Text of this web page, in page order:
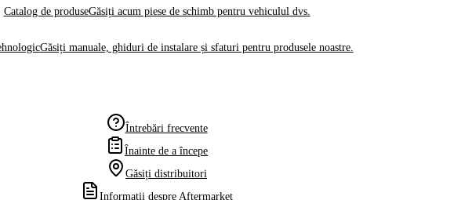
Catalog de produseGăsiți acum piese de schimb pentru vehiculul dvs.
Găsiți manuale, ghiduri de instalare și sfaturi pentru produsele noastre.
Întrebări frecvente
Înainte de a începe
Găsiți distribuitori
Informații despre Aftermarket